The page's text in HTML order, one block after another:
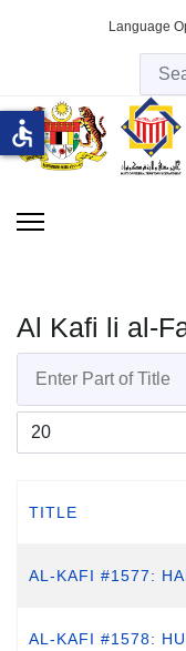
Language
Al Kafi li al-
Display #
TITLE
AL-KAFI #1577:
AL-KAFI #1578:
accessible